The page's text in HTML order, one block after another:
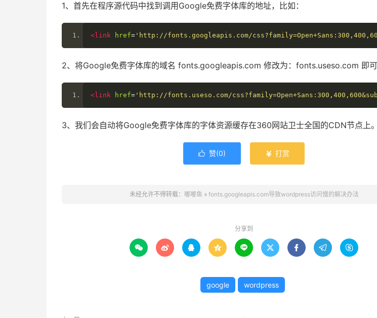
1、首先在程序源代码中找到调用Google免费字体库的地址，比如：
<link
href= 'http://fonts.googleapis.com/
2、将Google免费字体库的域名 fonts.googleapis.com 修改为：fonts.useso.com 即可
<link
href= 'http://fonts.useso.com/
3、我们会自动将Google免费字体库的字体资源缓存在360网站卫士全国的CDN节点上
 赞(0)  打赏
未经允许不得转载： 嘟嘟鱼 » fonts.googleapis.com导致wordpress访问慢的解决办法
分享到
        
google wordpress